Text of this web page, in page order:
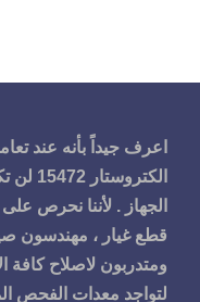
اعرف جيداً بأنه عند
الجهاز . لأننا نحرص
قطع غيار ، مهندسون
ومتدربون لاصلاح كافة
لتواجد معدات الفحص